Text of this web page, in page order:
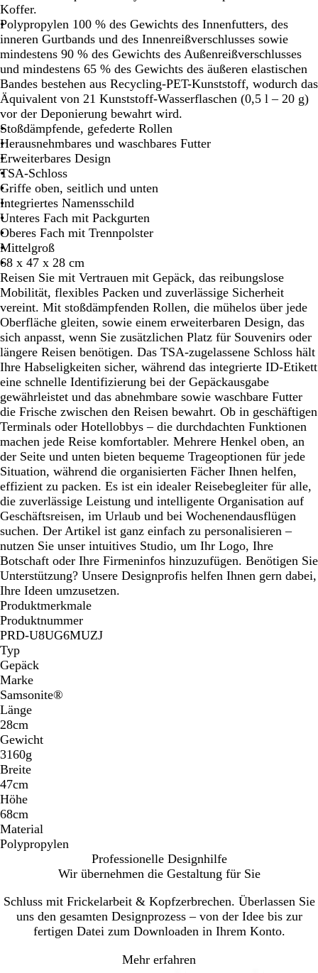
l
g
r
ü
n
w
a
r
z
h
t
b
l
a
u
t
t
e
r
-
E
f
e
u
b
Koffer.
Polypropylen 100 % des Gewichts des Innenfutters, des
inneren Gurtbands und des Innenreißverschlusses sowie
mindestens 90 % des Gewichts des Außenreißverschlusses
und mindestens 65 % des Gewichts des äußeren elastischen
Bandes bestehen aus Recycling-PET-Kunststoff, wodurch das
Äquivalent von 21 Kunststoff-Wasserflaschen (0,5 l – 20 g)
vor der Deponierung bewahrt wird.
Stoßdämpfende, gefederte Rollen
Herausnehmbares und waschbares Futter
Erweiterbares Design
TSA-Schloss
Griffe oben, seitlich und unten
Integriertes Namensschild
Unteres Fach mit Packgurten
Oberes Fach mit Trennpolster
Mittelgroß
68 x 47 x 28 cm
Reisen Sie mit Vertrauen mit Gepäck, das reibungslose
Mobilität, flexibles Packen und zuverlässige Sicherheit
vereint. Mit stoßdämpfenden Rollen, die mühelos über jede
Oberfläche gleiten, sowie einem erweiterbaren Design, das
sich anpasst, wenn Sie zusätzlichen Platz für Souvenirs oder
längere Reisen benötigen. Das TSA-zugelassene Schloss hält
Ihre Habseligkeiten sicher, während das integrierte ID-Etikett
eine schnelle Identifizierung bei der Gepäckausgabe
gewährleistet und das abnehmbare sowie waschbare Futter
die Frische zwischen den Reisen bewahrt. Ob in geschäftigen
Terminals oder Hotellobbys – die durchdachten Funktionen
machen jede Reise komfortabler. Mehrere Henkel oben, an
der Seite und unten bieten bequeme Trageoptionen für jede
Situation, während die organisierten Fächer Ihnen helfen,
effizient zu packen. Es ist ein idealer Reisebegleiter für alle,
die zuverlässige Leistung und intelligente Organisation auf
Geschäftsreisen, im Urlaub und bei Wochenendausflügen
suchen. Der Artikel ist ganz einfach zu personalisieren –
nutzen Sie unser intuitives Studio, um Ihr Logo, Ihre
Botschaft oder Ihre Firmeninfos hinzuzufügen. Benötigen Sie
Unterstützung? Unsere Designprofis helfen Ihnen gern dabei,
Ihre Ideen umzusetzen.
Produktmerkmale
Produktnummer
PRD-U8UG6MUZJ
Typ
Gepäck
Marke
Samsonite®
Länge
28cm
Gewicht
3160g
Breite
47cm
Höhe
68cm
Material
Polypropylen
Professionelle Designhilfe
Wir übernehmen die Gestaltung für Sie
Schluss mit Frickelarbeit & Kopfzerbrechen. Überlassen Sie
uns den gesamten Designprozess – von der Idee bis zur
fertigen Datei zum Downloaden in Ihrem Konto.
Mehr erfahren